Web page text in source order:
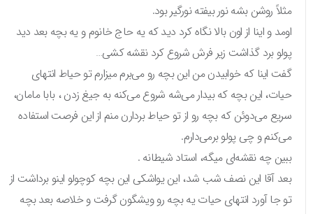
مثلاً روشن بشه نور بیفته نورگیر بود.
اومد و اینا از اون بالا نگاه کرد دید که یه حاج خانوم و یه بچه بعد دید
پولو برد گذاشت زیر فرش شروع کرد نقشه کشی…
گفت اینا که خوابیدن من این بچه رو می‌برم میزارم تو حیاط انتهای
حیات، این بچه که بیدار می‌شه شروع می‌کنه به جیغ زدن ، بابا مامان،
سریع می‌دوئن که بچه رو از تو حیاط بردارن منم از این فرصت استفاده
می‌کنم و چی پولو برمی‌دارم.
ببین چه نقشه‌ای میگه، استاد شیطانه .
بعد آقا این نصف شب شد، این یواشکی این بچه کوچولو اینو برداشت از
تو جا آورد انتهای حیات یه بچه رو ویشگون گرفت و خلاصه بعد بچه